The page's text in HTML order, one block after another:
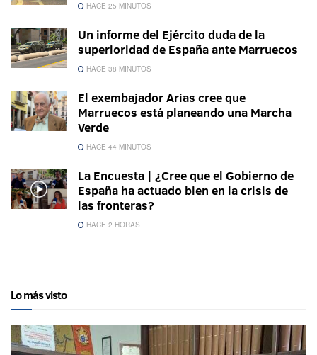
HACE 25 MINUTOS
Un informe del Ejército duda de la
superioridad de España ante Marruecos
HACE 38 MINUTOS
El exembajador Arias cree que
Marruecos está planeando una Marcha
Verde
HACE 44 MINUTOS
La Encuesta | ¿Cree que el Gobierno de
España ha actuado bien en la crisis de
las fronteras?
HACE 2 HORAS
Lo más visto